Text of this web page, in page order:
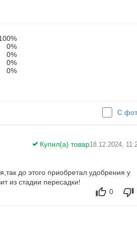
0%
0%
0%
0%
С
Купил(а) товар18.12.2024,
до этого приобретал удобрения у
из стадии пересадки!
0